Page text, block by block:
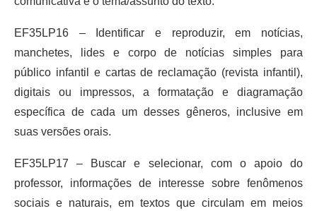
EF35LP16 – Identificar e reproduzir, em notícias,
manchetes, lides e corpo de notícias simples para
público infantil e cartas de reclamação (revista infantil),
digitais ou impressos, a formatação e diagramação
específica de cada um desses gêneros, inclusive em
suas versões orais.
EF35LP17 – Buscar e selecionar, com o apoio do
professor, informações de interesse sobre fenômenos
sociais e naturais, em textos que circulam em meios